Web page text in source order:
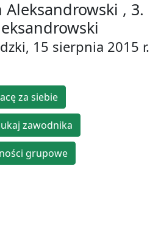
Aleksandrowski , 3.
15 sierpnia 2015 r.